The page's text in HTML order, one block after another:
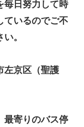
毎日努力して時
ているのでご不
。
左京区（聖護
最寄りのバス停